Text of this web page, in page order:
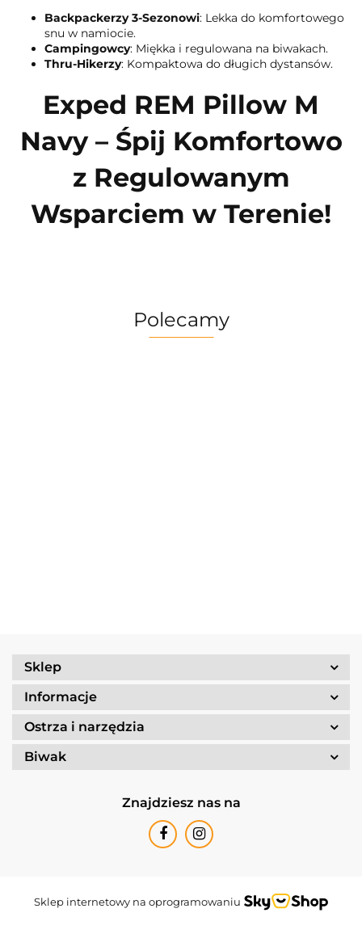
Backpackerzy 3-Sezonowi: Lekka do komfortowego
snu w namiocie.
Campingowcy: Miękka i regulowana na biwakach.
Thru-Hikerzy: Kompaktowa do długich dystansów.
Exped REM Pillow M
Navy – Śpij Komfortowo
z Regulowanym
Wsparciem w Terenie!
Polecamy
Sklep
Informacje
Ostrza i narzędzia
Biwak
Znajdziesz nas na
Sklep internetowy na oprogramowaniu